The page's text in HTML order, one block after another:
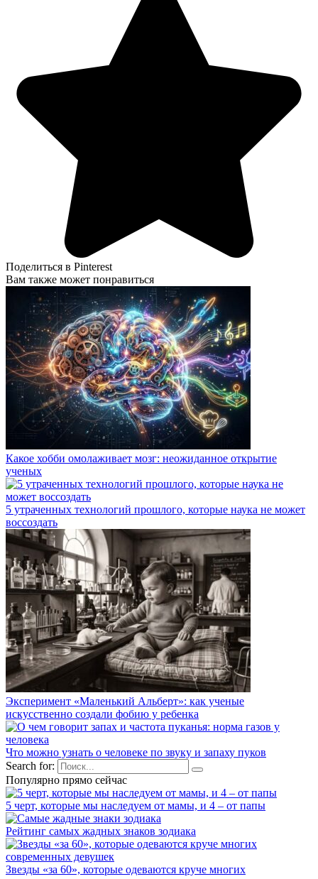
Поделиться в Pinterest
Вам также может понравиться
Какое хобби омолаживает мозг: неожиданное открытие
ученых
5 утраченных технологий прошлого, которые наука не может
воссоздать
Эксперимент «Маленький Альберт»: как ученые
искусственно создали фобию у ребенка
Что можно узнать о человеке по звуку и запаху пуков
Search for:
Популярно прямо сейчас
5 черт, которые мы наследуем от мамы, и 4 – от папы
Рейтинг самых жадных знаков зодиака
Звезды «за 60», которые одеваются круче многих